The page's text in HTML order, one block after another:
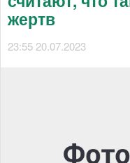
жертв
23:55 20.07.2023